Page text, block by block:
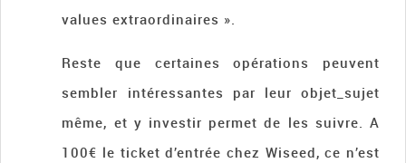
values extraordinaires ».
Reste que certaines opérations peuvent
sembler intéressantes par leur objet_sujet
même, et y investir permet de les suivre. A
100€ le ticket d’entrée chez Wiseed, ce n’est